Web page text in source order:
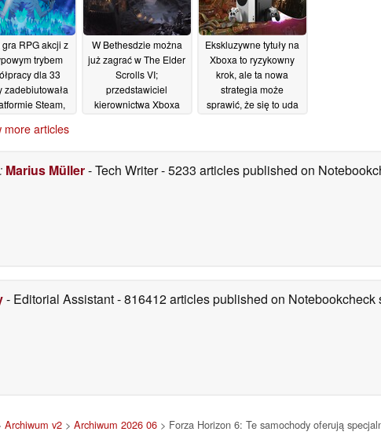
RPG akcji z
trybem
dla 33
zadebiutowała
Steam,
recenzje i
zniżkę z
premiery
W Bethesdzie można
już zagrać w The Elder
Scrolls VI;
przedstawiciel
kierownictwa Xboxa
Ekskluzywne tytuły na
Xboxa to ryzykowny
krok, ale ta nowa
strategia może
sprawić, że się to uda
more articles
: Marius Müller- Tech Writer- 5233 articles published on
- Editorial Assistant- 816412 articles published on Notebookcheck
Archiwum v2> Archiwum 2026 06> Forza Horizon 6: Te samochody oferują